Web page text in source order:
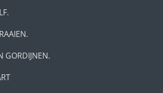
GORDIJNEN.